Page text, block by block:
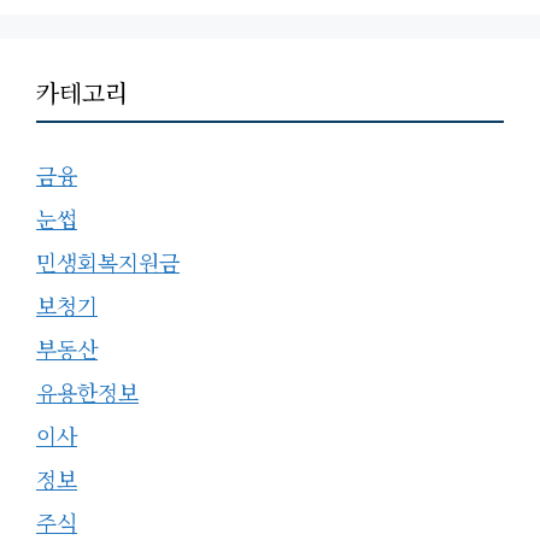
카테고리
금융
눈썹
민생회복지원금
보청기
부동산
유용한정보
이사
정보
주식